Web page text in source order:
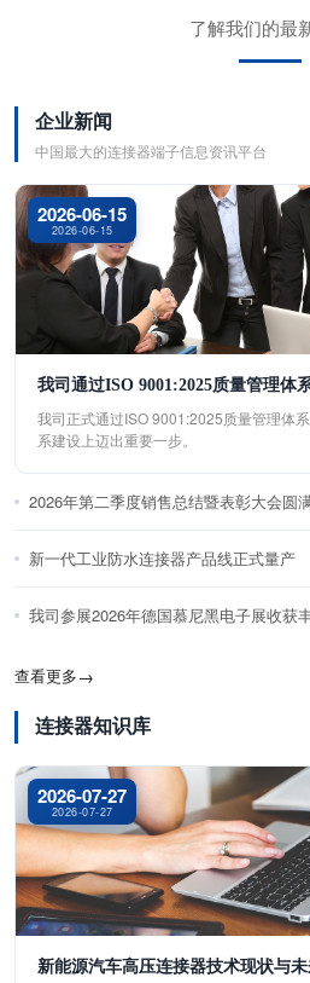
了解我们的最
企业新闻
中国最大的连接器端子信息资讯平台
2026-06-15
2026-06-15
我司通过ISO 9001:2025质量管理体
我司正式通过ISO 9001:2025质量管理体
系建设上迈出重要一步。
2026年第二季度销售总结暨表彰大会圆
新一代工业防水连接器产品线正式量产
我司参展2026年德国慕尼黑电子展收获
查看更多→
连接器知识库
2026-07-27
2026-07-27
新能源汽车高压连接器技术现状与